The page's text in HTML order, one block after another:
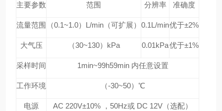
主要参数 范围 分辨率 准确度
流量范围 （0.1~1.0）L/min（可扩展） 0.1L/min优于±2%
大气压 （30~130）kPa 0.01kPa优于±1%
采样时间 1min~99h59min 内任意设置
工作环境 （-30~50）℃
电源 AC 220V±10% ，50Hz或 DC 12V（选配）